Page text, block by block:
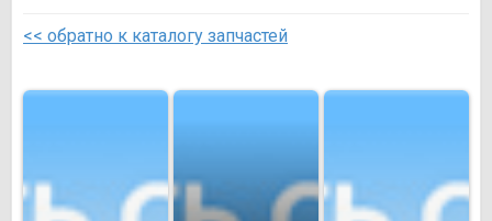
<< обратно к каталогу запчастей